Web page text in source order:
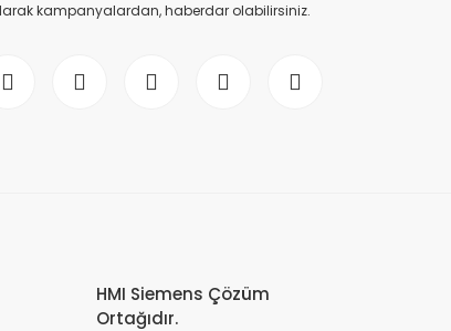
kampanyalardan, haberdar olabilirsiniz.
HMI Siemens Çözüm
Ortağıdır.